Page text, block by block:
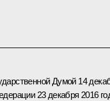
Думой 14
23 декабря 2016